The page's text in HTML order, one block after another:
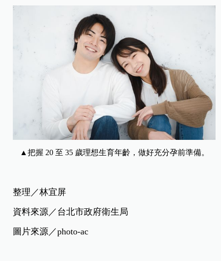
▲把握 20 至 35 歲理想生育年齡，做好充分孕前準備。
整理／林宜屏
資料來源／台北市政府衛生局
圖片來源／photo-ac